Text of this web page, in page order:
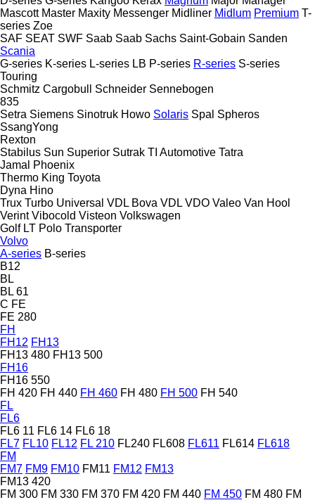
Mascott Master Maxity Messenger Midliner Midlum Premium T-
series Zoe
SAF SEAT SWF Saab Saab Sachs Saint-Gobain Sanden
Scania
G-series K-series L-series LB P-series R-series S-series
Touring
Schmitz Cargobull
Schneider Sennebogen
835
Setra Siemens Sinotruk Howo Solaris Spal Spheros
SsangYong
Rexton
Stabilus Sun Superior Sutrak TI Automotive Tatra
Jamal
Phoenix
Thermo King Toyota
Dyna Hino
Trux Turbo Universal VDL Bova VDL VDO Valeo Van Hool
Verint Vibocold Visteon Volkswagen
Golf LT Polo Transporter
Volvo
A-series B-series
B12
BL
BL 61
C FE
FE 280
FH
FH12 FH13
FH13 480 FH13 500
FH16
FH16 550
FH 420 FH 440 FH 460 FH 480 FH 500 FH 540
FL
FL6
FL6 11 FL6 14 FL6 18
FL7 FL10 FL12 FL 210 FL240 FL608 FL611 FL614 FL618
FM
FM7 FM9 FM10 FM11 FM12 FM13
FM13 420
FM 300 FM 330 FM 370 FM 420 FM 440 FM 450 FM 480 FM